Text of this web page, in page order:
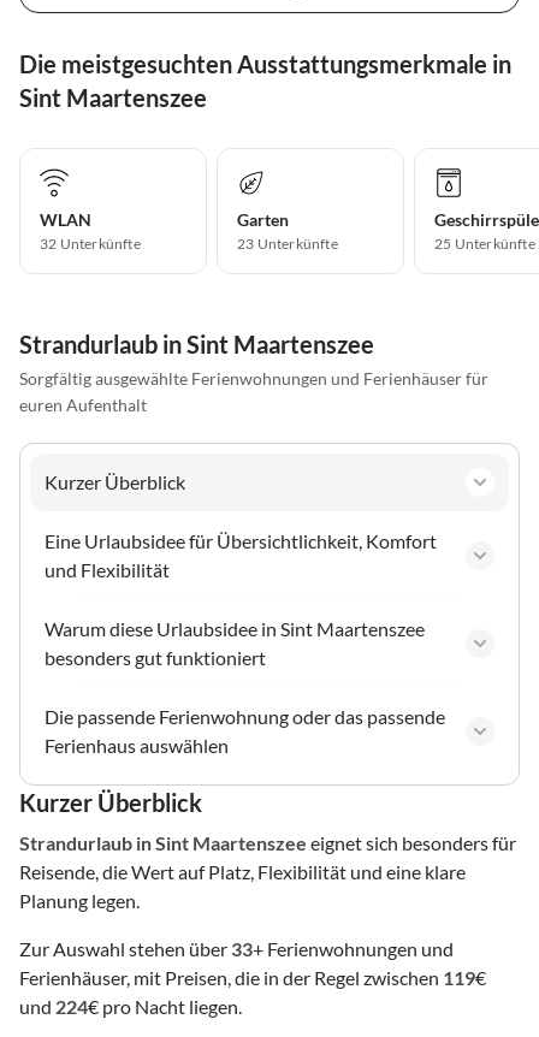
Die meistgesuchten Ausstattungsmerkmale in
Sint Maartenszee
WLAN
32 Unterkünfte
Garten
23 Unterkünfte 25 Unterkünfte
Strandurlaub in Sint Maartenszee
Sorgfältig ausgewählte Ferienwohnungen und Ferienhäuser für
euren Aufenthalt
Kurzer Überblick
Eine Urlaubsidee für Übersichtlichkeit, Komfort
und Flexibilität
Warum diese Urlaubsidee in Sint Maartenszee
besonders gut funktioniert
Die passende Ferienwohnung oder das passende
Ferienhaus auswählen
Kurzer Überblick
Strandurlaub in Sint Maartenszee eignet sich besonders für
Reisende, die Wert auf Platz, Flexibilität und eine klare
Planung legen.
Zur Auswahl stehen über 33+ Ferienwohnungen und
Ferienhäuser, mit Preisen, die in der Regel zwischen 119€
und 224€ pro Nacht liegen.